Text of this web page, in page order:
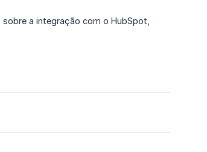
a integração com o HubSpot,